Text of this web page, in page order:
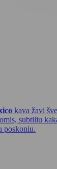
kava žavi
subtiliu
poskoniu.